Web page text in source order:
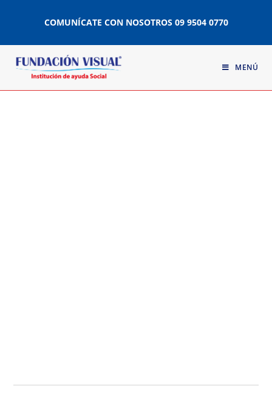
COMUNÍCATE CON NOSOTROS 09 9504 0770
MENÚ